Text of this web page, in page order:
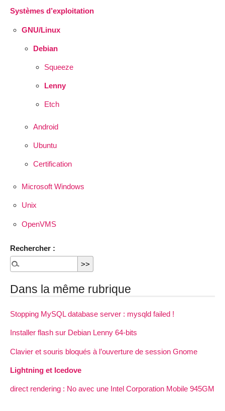
Systèmes d’exploitation
GNU/Linux
Debian
Squeeze
Lenny
Etch
Android
Ubuntu
Certification
Microsoft Windows
Unix
OpenVMS
Rechercher :
Dans la même rubrique
Stopping MySQL database server : mysqld failed !
Installer flash sur Debian Lenny 64-bits
Clavier et souris bloqués à l’ouverture de session Gnome
Lightning et Icedove
direct rendering : No avec une Intel Corporation Mobile 945GM